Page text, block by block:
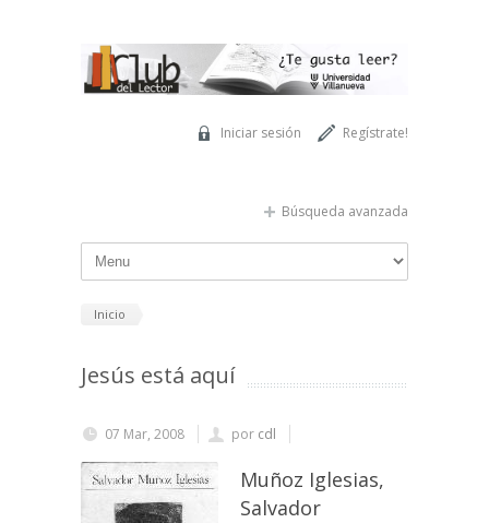
Regístrate!
Iniciar sesión
Búsqueda avanzada
Inicio
Jesús está aquí
07 Mar, 2008 por cdl
Muñoz Iglesias,
Salvador